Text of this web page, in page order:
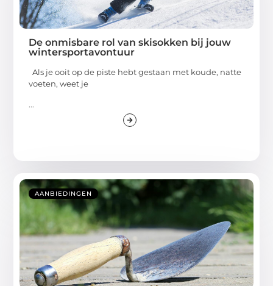
De onmisbare rol van skisokken bij jouw
wintersportavontuur
Als je ooit op de piste hebt gestaan met koude, natte
voeten, weet je
...
AANBIEDINGEN